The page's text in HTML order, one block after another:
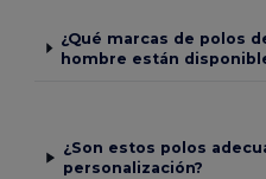
¿Qué marcas de polos
hombre están
¿Son estos polos
personalización?